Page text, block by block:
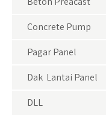
Concrete Pump
Pagar Panel
Dak Lantai Panel
DLL